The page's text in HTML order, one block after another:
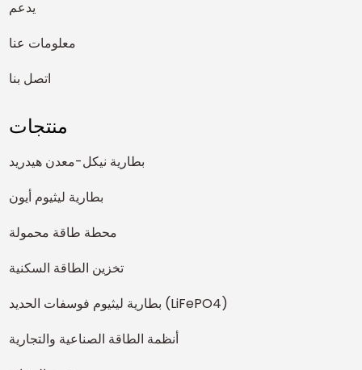
يدعم
معلومات عنا
اتصل بنا
منتجات
بطارية نيكل-معدن هيدريد
بطارية ليثيوم أيون
محطة طاقة محمولة
تخزين الطاقة السكنية
بطارية ليثيوم فوسفات الحديد (LiFePO4)
أنظمة الطاقة الصناعية والتجارية